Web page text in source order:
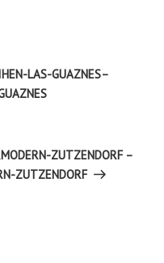
LAS-GUAZNES–
ZUTZENDORF –
ZUTZENDORF